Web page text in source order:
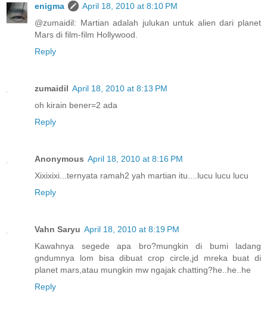
enigma
April 18, 2010 at 8:10 PM
@zumaidil: Martian adalah julukan untuk alien dari planet
Mars di film-film Hollywood.
Reply
zumaidil April 18, 2010 at 8:13 PM
oh kirain bener=2 ada
Reply
Anonymous April 18, 2010 at 8:16 PM
Xixixixi...ternyata ramah2 yah martian itu....lucu lucu lucu
Reply
Vahn Saryu April 18, 2010 at 8:19 PM
Kawahnya segede apa bro?mungkin di bumi ladang
gndumnya lom bisa dibuat crop circle,jd mreka buat di
planet mars,atau mungkin mw ngajak chatting?he..he..he
Reply